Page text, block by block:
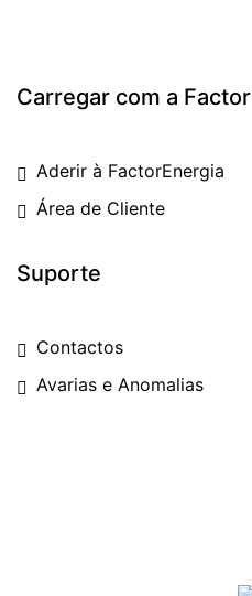
Carregar com a Factor
Aderir à FactorEnergia
Área de Cliente
Suporte
Contactos
Avarias e Anomalias